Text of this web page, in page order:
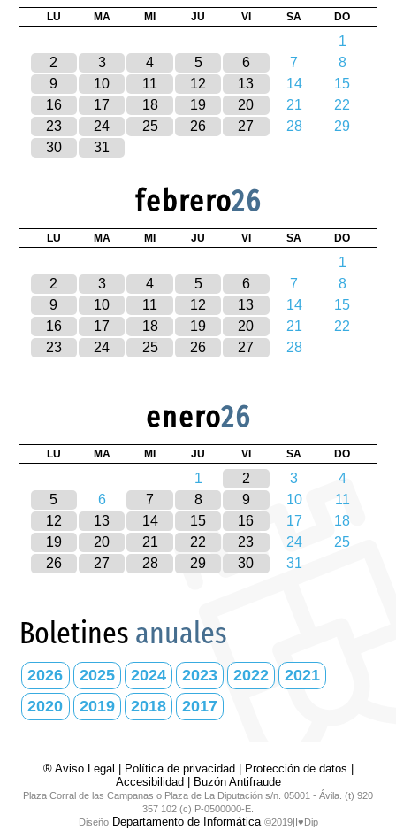
LU MA MI JU VI SA DO
1
2
3 4 5 6 7
8
9
10 11 12 13 14
15
16
17 18 19 20 21
22
23
24 25 26 27 28
29
30
31
febrero26
LU MA MI JU VI SA DO
1
2
3 4 5 6 7
8
9
10 11 12 13 14
15
16
17 18 19 20 21
22
23
24 25 26 27 28
enero26
LU MA MI JU VI SA DO
1 2 3
4
5
6 7 8 9 10
11
12
13 14 15 16 17
18
19
20 21 22 23 24
25
26
27 28 29 30 31
Boletines anuales
2026 2025 2024 2023 2022
2021
2020
2019 2018 2017
® Aviso Legal Política de privacidad Protección de datos
Accesibilidad
Buzón Antifraude
Plaza Corral de las Campanas o Plaza de La Diputación s/n. 05001 - Ávila. (t) 920
357 102 (c) P-0500000-E.
DiseñoDepartamento de Informática ©2019|I♥Dip